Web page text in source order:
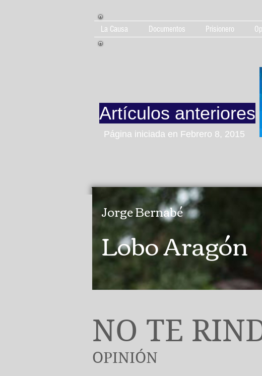
La Causa Documentos Prisionero
Artículos anteriores
Página iniciada en Febrero 8, 2015
Jorge Bernabé
Lobo Aragón
NO TE
OPINIÓN